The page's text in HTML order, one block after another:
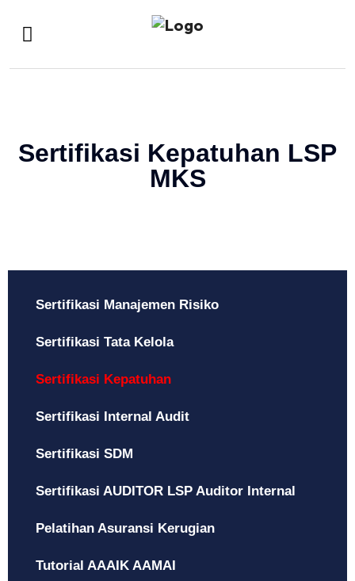
Sertifikasi Kepatuhan LSP
MKS
Sertifikasi Manajemen Risiko
Sertifikasi Tata Kelola
Sertifikasi Kepatuhan
Sertifikasi Internal Audit
Sertifikasi SDM
Sertifikasi AUDITOR LSP Auditor Internal
Pelatihan Asuransi Kerugian
Tutorial AAAIK AAMAI